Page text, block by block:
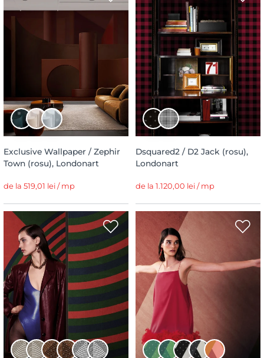
Exclusive Wallpaper / Zephir
Town (rosu), Londonart
de la 519,01 lei / mp
Dsquared2 / D2 Jack (rosu),
Londonart
de la 1.120,00 lei / mp